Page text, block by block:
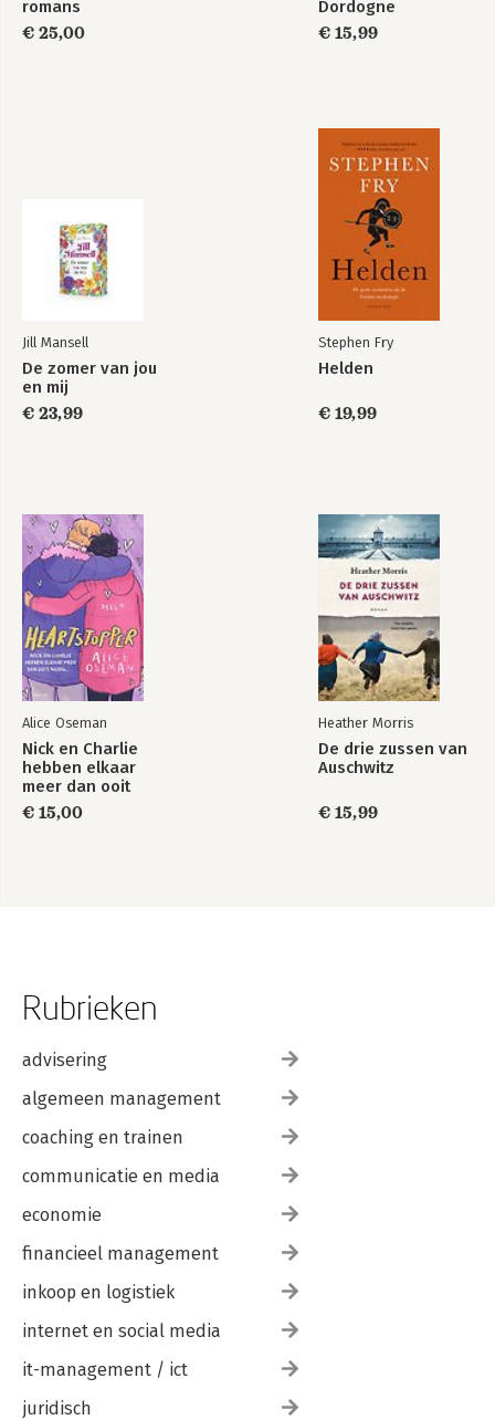
romans
€ 25,00
Dordogne
€ 15,99
Jill Mansell
De zomer van jou
en mij
€ 23,99
Stephen Fry
Helden
€ 19,99
Alice Oseman
Nick en Charlie
hebben elkaar
meer dan ooit
nodig…
€ 15,00
Heather Morris
De drie zussen van
Auschwitz
€ 15,99
Rubrieken
advisering
algemeen management
coaching en trainen
communicatie en media
economie
financieel management
inkoop en logistiek
internet en social media
it-management / ict
juridisch